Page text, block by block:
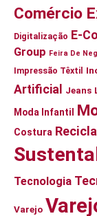
Comércio
Digitalização E-
Group Feira De
Impressão Têxtil
Artificial
Jeans
Moda Infantil
Costura
Tecnologia
Varejo